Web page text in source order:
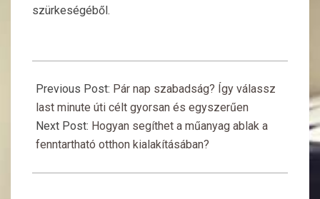
szürkeségéből.
09-
29
Previous Post: Pár nap szabadság? Így válassz
last minute úti célt gyorsan és egyszerűen
Next Post: Hogyan segíthet a műanyag ablak a
fenntartható otthon kialakításában?